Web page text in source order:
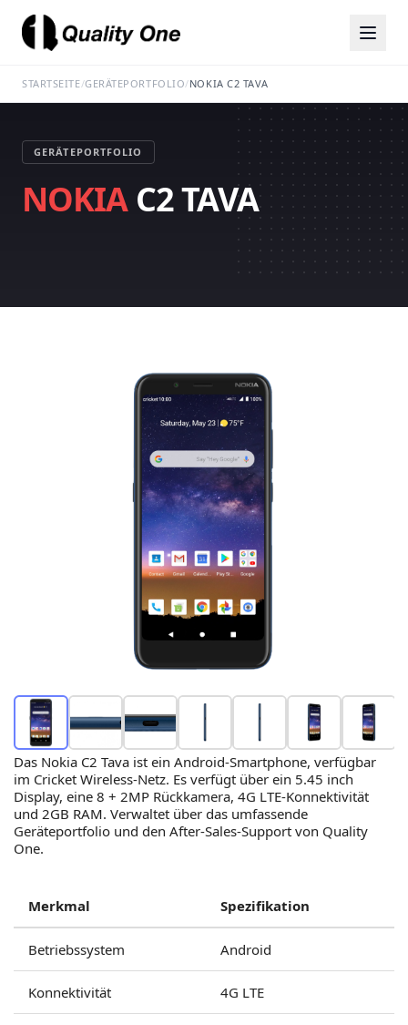
STARTSEITE/GERÄTEPORTFOLIO/NOKIA C2 TAVA
GERÄTEPORTFOLIO
NOKIAC2 TAVA
Das Nokia C2 Tava ist ein Android-Smartphone, verfügbar
im Cricket Wireless-Netz. Es verfügt über ein 5.45 inch
Display, eine 8 + 2MP Rückkamera, 4G LTE-Konnektivität
und 2GB RAM. Verwaltet über das umfassende
Geräteportfolio und den After-Sales-Support von Quality
One.
Merkmal Spezifikation
Betriebssystem Android
Konnektivität 4G LTE